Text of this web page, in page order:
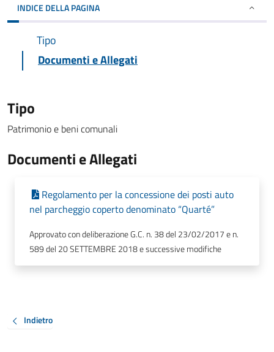
INDICE DELLA PAGINA
Tipo
Documenti e Allegati
Tipo
Patrimonio e beni comunali
Documenti e Allegati
Regolamento per la concessione dei posti auto
nel parcheggio coperto denominato “Quarté”
Approvato con deliberazione G.C. n. 38 del 23/02/2017 e n.
589 del 20 SETTEMBRE 2018 e successive modifiche
Indietro